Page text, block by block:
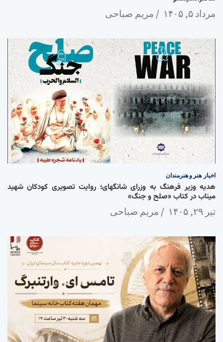
مرداد ۵, ۱۴۰۵ مریم صباحی
اخبار هنر و هنرمندان
هدیه وزیر فرهنگ به وزرای شانگهای؛ روایت تصویری کودکان شهید
میناب در کتاب «صلح و جنگ»
تیر ۲۹, ۱۴۰۵ مریم صباحی